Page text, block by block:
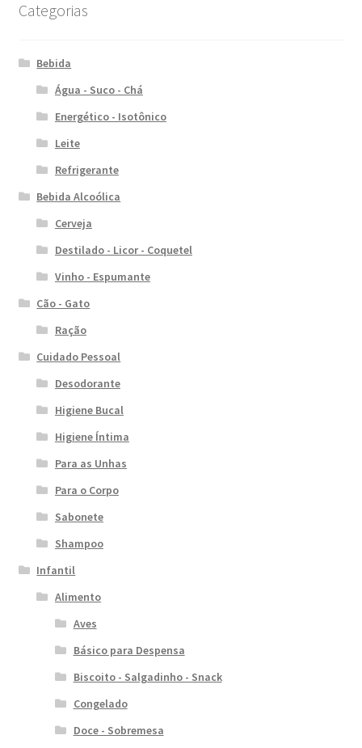
Categorias
Bebida
Água - Suco - Chá
Energético - Isotônico
Leite
Refrigerante
Bebida Alcoólica
Cerveja
Destilado - Licor - Coquetel
Vinho - Espumante
Cão - Gato
Ração
Cuidado Pessoal
Desodorante
Higiene Bucal
Higiene Íntima
Para as Unhas
Para o Corpo
Sabonete
Shampoo
Infantil
Alimento
Aves
Básico para Despensa
Biscoito - Salgadinho - Snack
Congelado
Doce - Sobremesa